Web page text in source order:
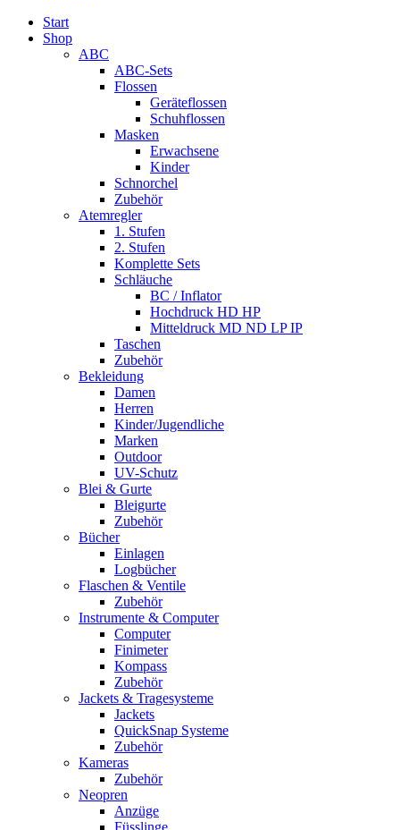
Start
Shop
ABC
ABC-Sets
Flossen
Geräteflossen
Schuhflossen
Masken
Erwachsene
Kinder
Schnorchel
Zubehör
Atemregler
1. Stufen
2. Stufen
Komplette Sets
Schläuche
BC / Inflator
Hochdruck HD HP
Mitteldruck MD ND LP IP
Taschen
Zubehör
Bekleidung
Damen
Herren
Kinder/Jugendliche
Marken
Outdoor
UV-Schutz
Blei & Gurte
Bleigurte
Zubehör
Bücher
Einlagen
Logbücher
Flaschen & Ventile
Zubehör
Instrumente & Computer
Computer
Finimeter
Kompass
Zubehör
Jackets & Tragesysteme
Jackets
QuickSnap Systeme
Zubehör
Kameras
Zubehör
Neopren
Anzüge
Füsslinge